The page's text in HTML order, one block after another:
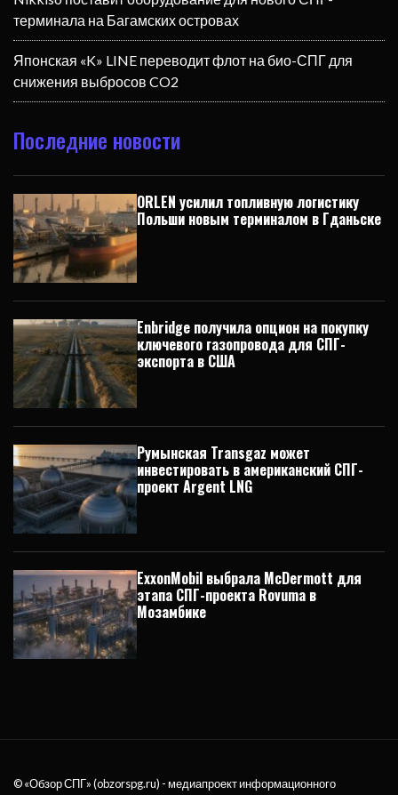
терминала на Багамских островах
Японская «K» LINE переводит флот на био-СПГ для
снижения выбросов CO2
Последние новости
ORLEN усилил топливную логистику
Польши новым терминалом в Гданьске
Enbridge получила опцион на покупку
ключевого газопровода для СПГ-
экспорта в США
Румынская Transgaz может
инвестировать в американский СПГ-
проект Argent LNG
ExxonMobil выбрала McDermott для
этапа СПГ-проекта Rovuma в
Мозамбике
© «Обзор СПГ» (obzorspg.ru) - медиапроект информационного